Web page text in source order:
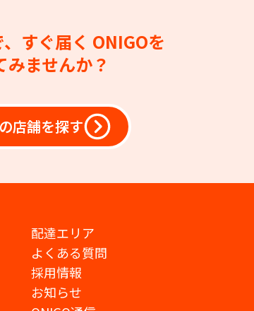
すぐ届く ONIGOを
みませんか？
店舗を探す
配達エリア
よくある質問
採用情報
お知らせ